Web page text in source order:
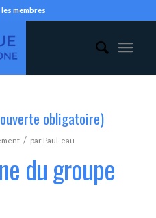
membres
obligatoire)
/ par Paul-eau
du groupe